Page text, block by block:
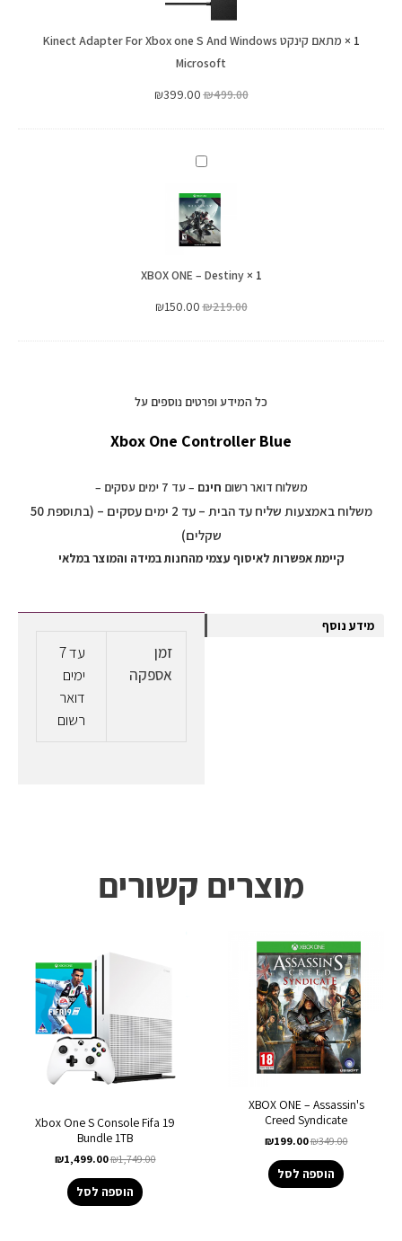
Xbox
one
Windows
Microsoft
1
×
מתאם קינקט Kinect Adapter For Xbox one S And Windows
Microsoft
₪499.00
₪399.00
XBOX
–
Destiny
1
×
XBOX ONE – Destiny
₪219.00
₪150.00
כל המידע ופרטים נוספים על
Xbox One Controller Blue
משלוח דואר רשום חינם – עד 7 ימים עסקים –
משלוח באמצעות שליח עד הבית – עד 2 ימים עסקים – (בתוספת 50
שקלים)
קיימת אפשרות לאיסוף עצמי מהחנות במידה והמוצר במלאי
מידע נוסף
זמן
אספקה
עד 7
ימים
דואר
רשום
מוצרים קשורים
XBOX ONE – Assassin's
Creed Syndicate
₪349.00
₪199.00
הוספה לסל
Xbox One S Console Fifa 19
Bundle 1TB
₪1,749.00
₪1,499.00
הוספה לסל